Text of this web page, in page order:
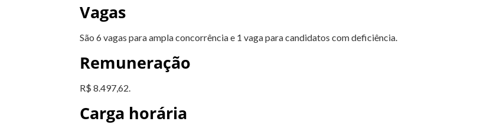
Vagas
São 6 vagas para ampla concorrência e 1 vaga para candidatos com deficiência.
Remuneração
R$ 8.497,62.
Carga horária